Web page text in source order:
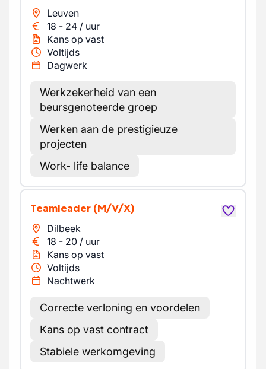
Leuven
18 - 24 / uur
Kans op vast
Voltijds
Dagwerk
Werkzekerheid van een
beursgenoteerde groep
Werken aan de prestigieuze
projecten
Work- life balance
Teamleader (M/V/X)
Dilbeek
18 - 20 / uur
Kans op vast
Voltijds
Nachtwerk
Correcte verloning en voordelen
Kans op vast contract
Stabiele werkomgeving